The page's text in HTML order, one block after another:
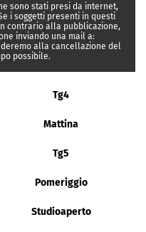
sono stati presi da internet,
i soggetti presenti in questi
contrario alla pubblicazione,
inviando una mail a:
alla cancellazione del
possibile.
Tg4
Mattina
Tg5
Pomeriggio
Studioaperto